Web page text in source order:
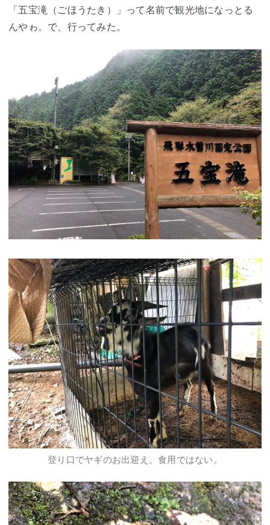
「五宝滝（ごほうたき）」って名前で観光地になっとる
んやゎ。で、行ってみた。
登り口でヤギのお出迎え。食用ではない。